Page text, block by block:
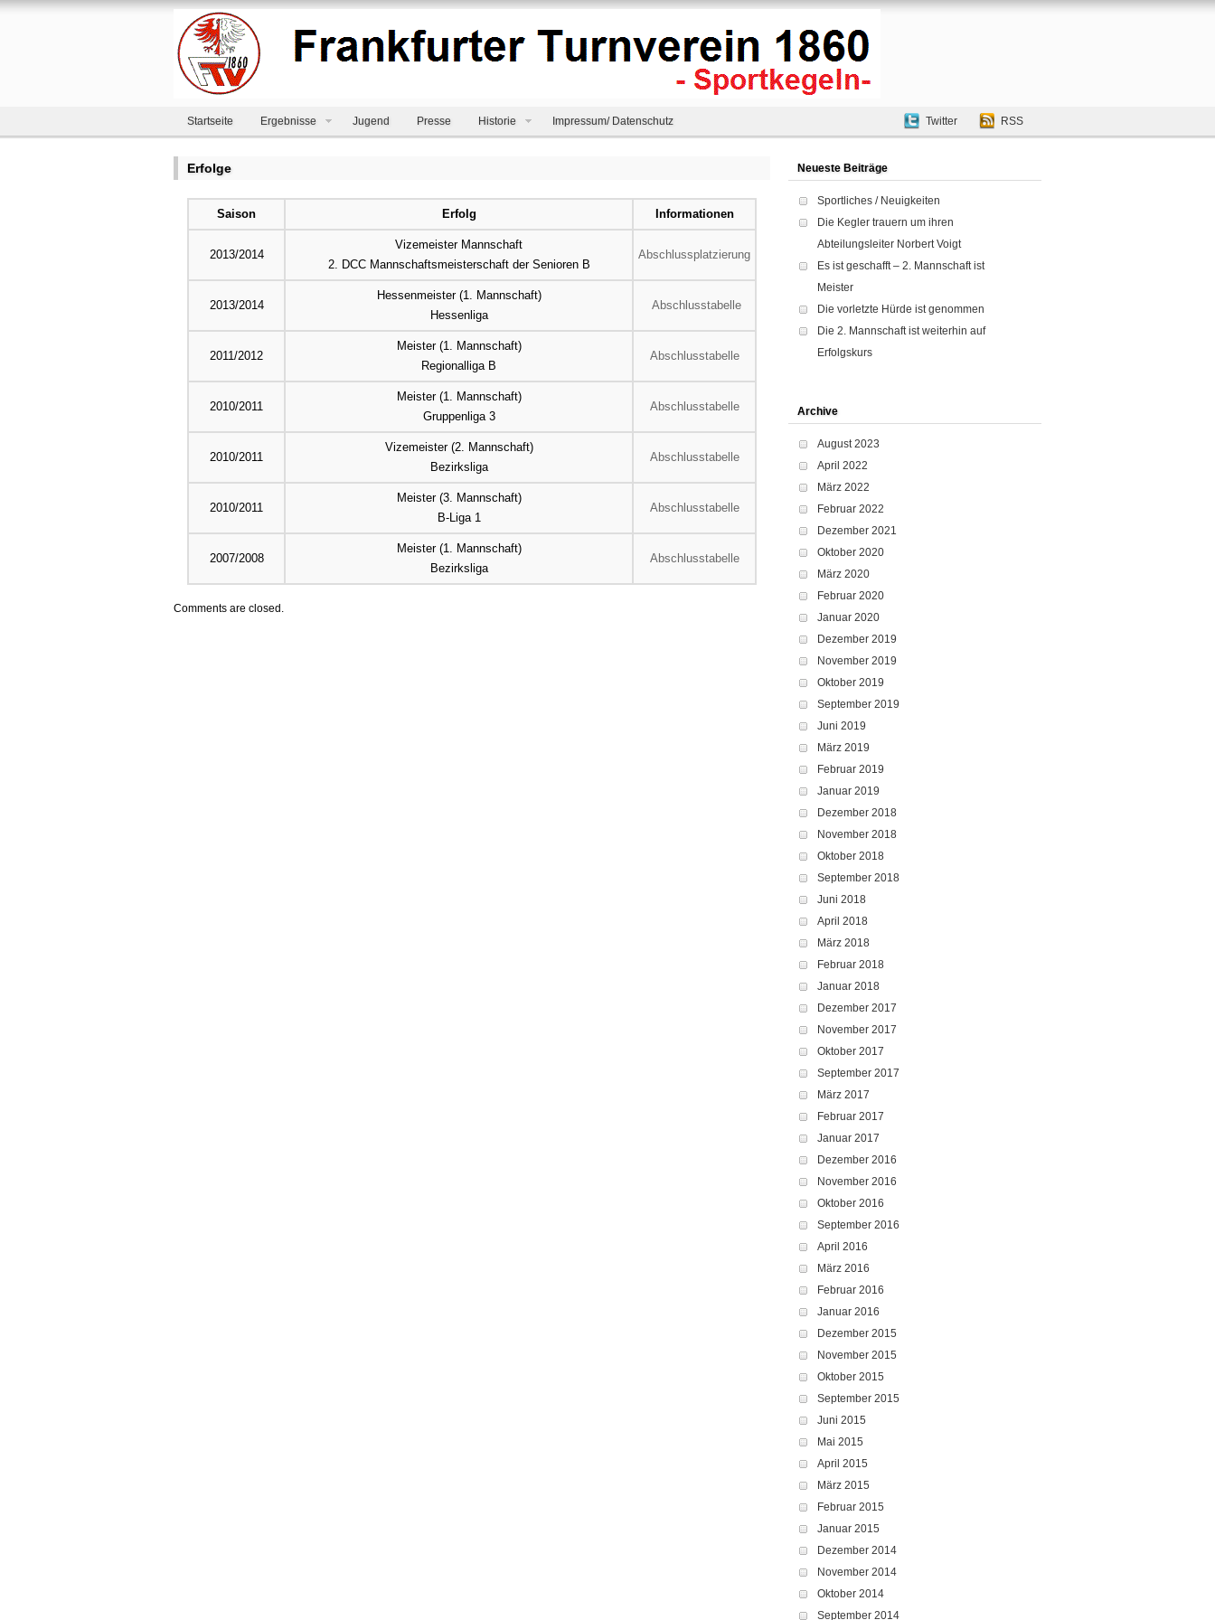
Startseite Ergebnisse Jugend Presse Historie Impressum/ Datenschutz Twitter RSS
Erfolge
Saison Erfolg Informationen
2013/2014
Vizemeister Mannschaft
2. DCC Mannschaftsmeisterschaft der Senioren B
Abschlussplatzierung
2013/2014
Hessenmeister (1. Mannschaft)
Hessenliga
Abschlusstabelle
2011/2012
Meister (1. Mannschaft)
Regionalliga B
Abschlusstabelle
2010/2011
Meister (1. Mannschaft)
Gruppenliga 3
Abschlusstabelle
2010/2011
Vizemeister (2. Mannschaft)
Bezirksliga
Abschlusstabelle
2010/2011
Meister (3. Mannschaft)
B-Liga 1
Abschlusstabelle
2007/2008
Meister (1. Mannschaft)
Bezirksliga
Abschlusstabelle
Comments are closed.
Neueste Beiträge
Sportliches / Neuigkeiten
Die Kegler trauern um ihren
Abteilungsleiter Norbert Voigt
Es ist geschafft – 2. Mannschaft ist
Meister
Die vorletzte Hürde ist genommen
Die 2. Mannschaft ist weiterhin auf
Erfolgskurs
Archive
August 2023
April 2022
März 2022
Februar 2022
Dezember 2021
Oktober 2020
März 2020
Februar 2020
Januar 2020
Dezember 2019
November 2019
Oktober 2019
September 2019
Juni 2019
März 2019
Februar 2019
Januar 2019
Dezember 2018
November 2018
Oktober 2018
September 2018
Juni 2018
April 2018
März 2018
Februar 2018
Januar 2018
Dezember 2017
November 2017
Oktober 2017
September 2017
März 2017
Februar 2017
Januar 2017
Dezember 2016
November 2016
Oktober 2016
September 2016
April 2016
März 2016
Februar 2016
Januar 2016
Dezember 2015
November 2015
Oktober 2015
September 2015
Juni 2015
Mai 2015
April 2015
März 2015
Februar 2015
Januar 2015
Dezember 2014
November 2014
Oktober 2014
September 2014